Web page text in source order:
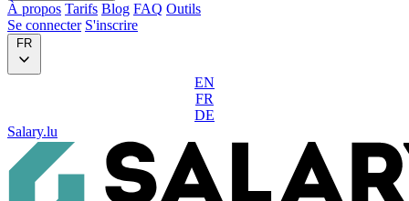
À propos Tarifs Blog FAQ Outils
Se connecter S'inscrire
FR
EN
FR
DE
Salary.lu